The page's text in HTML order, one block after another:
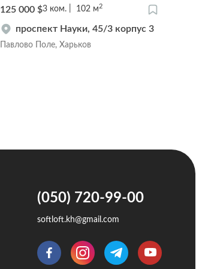
125 000 $3 ком. 102 м2
проспект Науки, 45/3 корпус 3
Павлово Поле, Харьков
(050) 720-99-00
softloft.kh@gmail.com